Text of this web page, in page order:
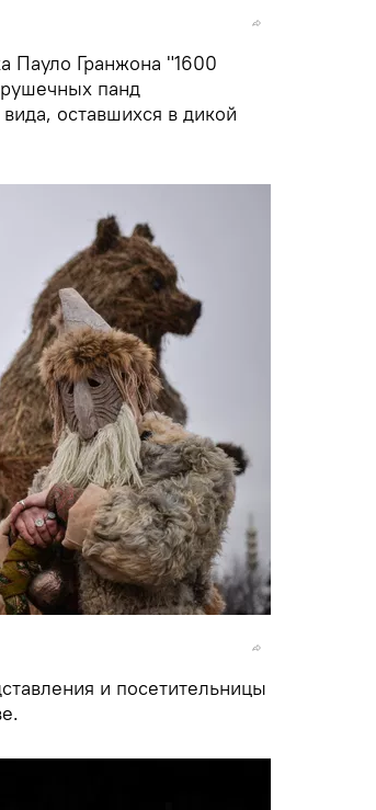
Пауло Гранжона "1600
панд
оставшихся в дикой
и посетительницы